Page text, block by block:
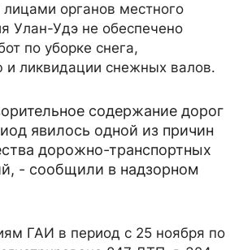
органов местного
Улан-Удэ не обеспечено
по уборке снега,
и ликвидации снежных валов.
содержание дорог
явилось одной из причин
дорожно-транспортных
- сообщили в надзорном
ГАИ в период с 25 ноября по